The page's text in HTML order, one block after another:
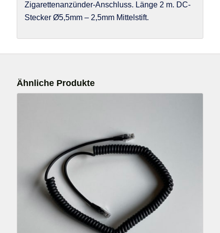
Zigarettenanzünder-Anschluss. Länge 2 m. DC-
Stecker Ø5,5mm – 2,5mm Mittelstift.
Ähnliche Produkte